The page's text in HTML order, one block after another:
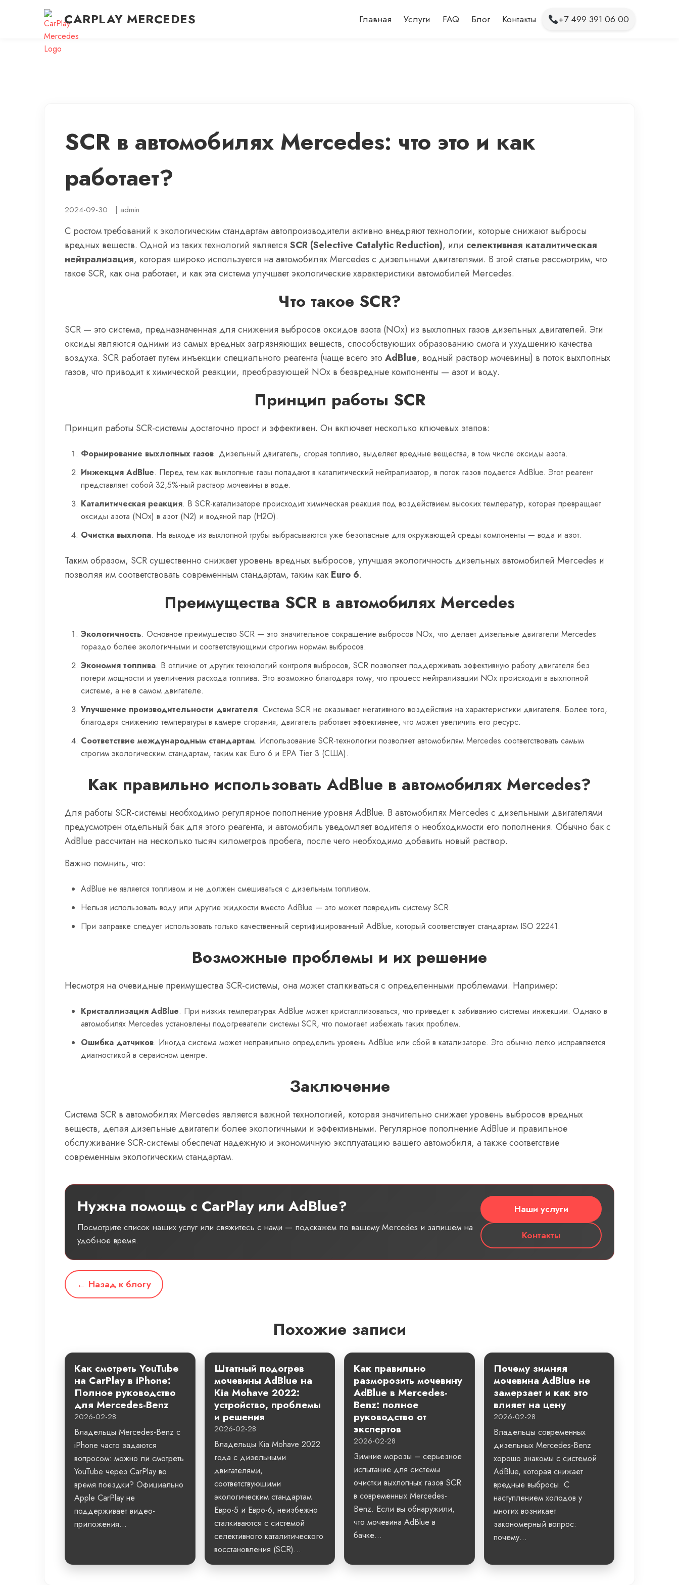
CARPLAY MERCEDES Главная Услуги FAQ Блог Контакты +7 499 391 06 00
SCR в автомобилях Mercedes: что это и как
работает?
2024-09-30 | admin
С ростом требований к экологическим стандартам автопроизводители активно внедряют технологии, которые снижают выбросы
вредных веществ. Одной из таких технологий является SCR (Selective Catalytic Reduction), или селективная каталитическая
нейтрализация, которая широко используется на автомобилях Mercedes с дизельными двигателями. В этой статье рассмотрим, что
такое SCR, как она работает, и как эта система улучшает экологические характеристики автомобилей Mercedes.
Что такое SCR?
SCR — это система, предназначенная для снижения выбросов оксидов азота (NOx) из выхлопных газов дизельных двигателей. Эти
оксиды являются одними из самых вредных загрязняющих веществ, способствующих образованию смога и ухудшению качества
воздуха. SCR работает путем инъекции специального реагента (чаще всего это AdBlue, водный раствор мочевины) в поток выхлопных
газов, что приводит к химической реакции, преобразующей NOx в безвредные компоненты — азот и воду.
Принцип работы SCR
Принцип работы SCR-системы достаточно прост и эффективен. Он включает несколько ключевых этапов:
Формирование выхлопных газов. Дизельный двигатель, сгорая топливо, выделяет вредные вещества, в том числе оксиды азота.
Инжекция AdBlue. Перед тем как выхлопные газы попадают в каталитический нейтрализатор, в поток газов подается AdBlue. Этот реагент
представляет собой 32,5%-ный раствор мочевины в воде.
Каталитическая реакция. В SCR-катализаторе происходит химическая реакция под воздействием высоких температур, которая превращает
оксиды азота (NOx) в азот (N2) и водяной пар (H2O).
Очистка выхлопа. На выходе из выхлопной трубы выбрасываются уже безопасные для окружающей среды компоненты — вода и азот.
Таким образом, SCR существенно снижает уровень вредных выбросов, улучшая экологичность дизельных автомобилей Mercedes и
позволяя им соответствовать современным стандартам, таким как Euro 6.
Преимущества SCR в автомобилях Mercedes
Экологичность. Основное преимущество SCR — это значительное сокращение выбросов NOx, что делает дизельные двигатели Mercedes
гораздо более экологичными и соответствующими строгим нормам выбросов.
Экономия топлива. В отличие от других технологий контроля выбросов, SCR позволяет поддерживать эффективную работу двигателя без
потери мощности и увеличения расхода топлива. Это возможно благодаря тому, что процесс нейтрализации NOx происходит в выхлопной
системе, а не в самом двигателе.
Улучшение производительности двигателя. Система SCR не оказывает негативного воздействия на характеристики двигателя. Более того,
благодаря снижению температуры в камере сгорания, двигатель работает эффективнее, что может увеличить его ресурс.
Соответствие международным стандартам. Использование SCR-технологии позволяет автомобилям Mercedes соответствовать самым
строгим экологическим стандартам, таким как Euro 6 и EPA Tier 3 (США).
Как правильно использовать AdBlue в автомобилях Mercedes?
Для работы SCR-системы необходимо регулярное пополнение уровня AdBlue. В автомобилях Mercedes с дизельными двигателями
предусмотрен отдельный бак для этого реагента, и автомобиль уведомляет водителя о необходимости его пополнения. Обычно бак с
AdBlue рассчитан на несколько тысяч километров пробега, после чего необходимо добавить новый раствор.
Важно помнить, что:
AdBlue не является топливом и не должен смешиваться с дизельным топливом.
Нельзя использовать воду или другие жидкости вместо AdBlue — это может повредить систему SCR.
При заправке следует использовать только качественный сертифицированный AdBlue, который соответствует стандартам ISO 22241.
Возможные проблемы и их решение
Несмотря на очевидные преимущества SCR-системы, она может сталкиваться с определенными проблемами. Например:
Кристаллизация AdBlue. При низких температурах AdBlue может кристаллизоваться, что приведет к забиванию системы инжекции. Однако в
автомобилях Mercedes установлены подогреватели системы SCR, что помогает избежать таких проблем.
Ошибка датчиков. Иногда система может неправильно определить уровень AdBlue или сбой в катализаторе. Это обычно легко исправляется
диагностикой в сервисном центре.
Заключение
Система SCR в автомобилях Mercedes является важной технологией, которая значительно снижает уровень выбросов вредных
веществ, делая дизельные двигатели более экологичными и эффективными. Регулярное пополнение AdBlue и правильное
обслуживание SCR-системы обеспечат надежную и экономичную эксплуатацию вашего автомобиля, а также соответствие
современным экологическим стандартам.
Нужна помощь с CarPlay или AdBlue?
Посмотрите список наших услуг или свяжитесь с нами — подскажем по вашему Mercedes и запишем на
удобное время.
Наши услуги
Контакты
← Назад к блогу
Похожие записи
Как смотреть YouTube
на CarPlay в iPhone:
Полное руководство
для Mercedes-Benz
2026-02-28
Владельцы Mercedes-Benz с
iPhone часто задаются
вопросом: можно ли смотреть
YouTube через CarPlay во
время поездки? Официально
Apple CarPlay не
поддерживает видео-
приложения...
Штатный подогрев
мочевины AdBlue на
Kia Mohave 2022:
устройство, проблемы
и решения
2026-02-28
Владельцы Kia Mohave 2022
года с дизельными
двигателями,
соответствующими
экологическим стандартам
Евро-5 и Евро-6, неизбежно
сталкиваются с системой
селективного каталитического
восстановления (SCR)...
Как правильно
разморозить мочевину
AdBlue в Mercedes-
Benz: полное
руководство от
экспертов
2026-02-28
Зимние морозы – серьезное
испытание для системы
очистки выхлопных газов SCR
в современных Mercedes-
Benz. Если вы обнаружили,
что мочевина AdBlue в
бачке...
Почему зимняя
мочевина AdBlue не
замерзает и как это
влияет на цену
2026-02-28
Владельцы современных
дизельных Mercedes-Benz
хорошо знакомы с системой
AdBlue, которая снижает
вредные выбросы. С
наступлением холодов у
многих возникает
закономерный вопрос:
почему...